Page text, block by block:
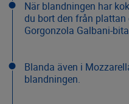
När blandningen har
du bort den från
Gorgonzola Galbani-
Blanda även i
blandningen.